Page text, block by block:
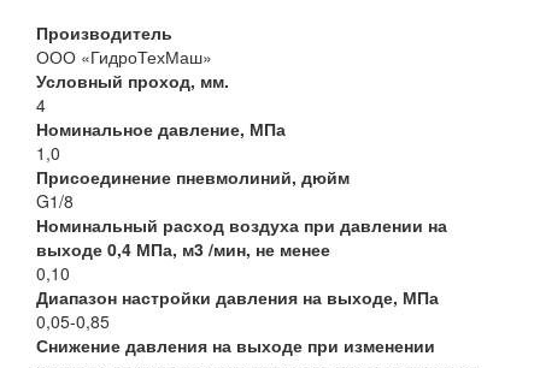
Производитель
ООО «ГидроТехМаш»
Условный проход, мм.
4
Номинальное давление, МПа
1,0
Присоединение пневмолиний, дюйм
G1/8
Номинальный расход воздуха при давлении на
выходе 0,4 МПа, м3 /мин, не менее
0,10
Диапазон настройки давления на выходе, МПа
0,05-0,85
Снижение давления на выходе при изменении